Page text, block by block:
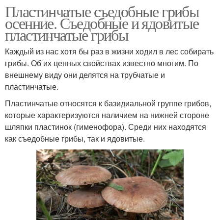
Пластинчатые съедобные грибы
осенние. Съедобные и ядовитые
пластинчатые грибы
Каждый из нас хотя бы раз в жизни ходил в лес собирать
грибы. Об их ценных свойствах известно многим. По
внешнему виду они делятся на трубчатые и
пластинчатые.
Пластинчатые относятся к базидиальной группе грибов,
которые характеризуются наличием на нижней стороне
шляпки пластинок (гименофора). Среди них находятся
как съедобные грибы, так и ядовитые.